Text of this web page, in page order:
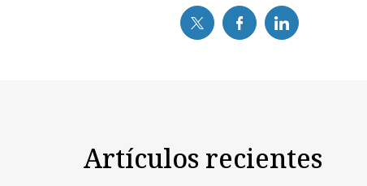
Artículos recientes